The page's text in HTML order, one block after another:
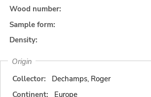
Wood number:
Sample form:
Density:
Origin
Collector:
Dechamps, Roger
Continent:
Europe